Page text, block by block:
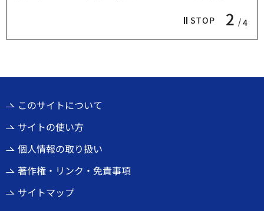
STOP 2 4
このサイトについて
サイトの使い方
個人情報の取り扱い
著作権・リンク・免責事項
サイトマップ